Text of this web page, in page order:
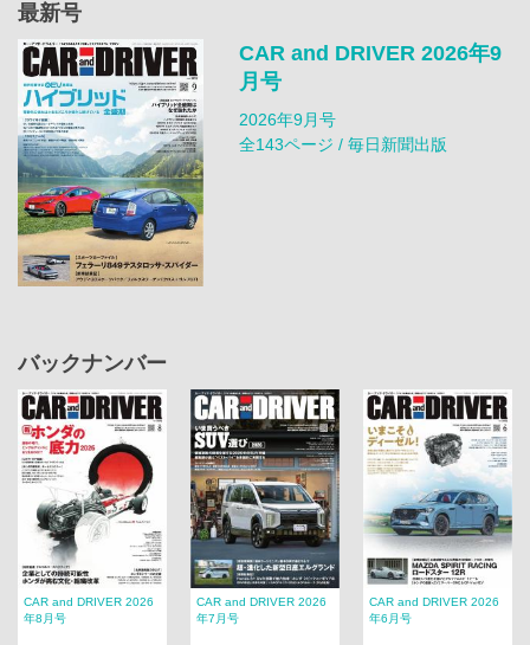
最新号
CAR and DRIVER 2026年9
月号
2026年9月号
全143ページ / 毎日新聞出版
バックナンバー
CAR and DRIVER 2026
年8月号
CAR and DRIVER 2026
年7月号
CAR and DRIVER 2026
年6月号